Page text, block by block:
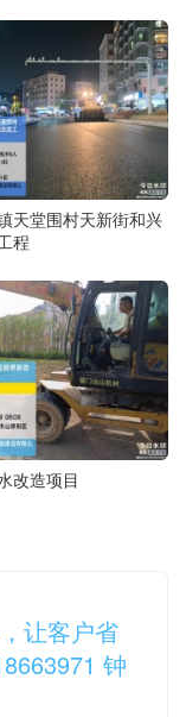
天堂围村天新街和兴
程
改造项目
让客户省
钟